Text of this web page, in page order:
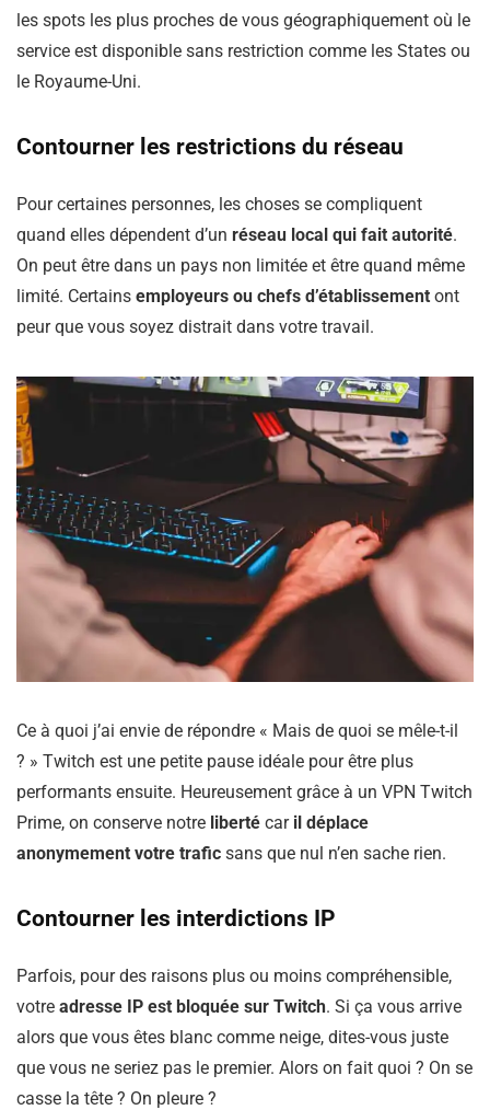
les spots les plus proches de vous géographiquement où le
service est disponible sans restriction comme les States ou
le Royaume-Uni.
Contourner les restrictions du réseau
Pour certaines personnes, les choses se compliquent
quand elles dépendent d’un réseau local qui fait autorité.
On peut être dans un pays non limitée et être quand même
limité. Certains employeurs ou chefs d’établissement ont
peur que vous soyez distrait dans votre travail.
Ce à quoi j’ai envie de répondre « Mais de quoi se mêle-t-il
? » Twitch est une petite pause idéale pour être plus
performants ensuite. Heureusement grâce à un VPN Twitch
Prime, on conserve notre liberté car il déplace
anonymement votre trafic sans que nul n’en sache rien.
Contourner les interdictions IP
Parfois, pour des raisons plus ou moins compréhensible,
votre adresse IP est bloquée sur Twitch. Si ça vous arrive
alors que vous êtes blanc comme neige, dites-vous juste
que vous ne seriez pas le premier. Alors on fait quoi ? On se
casse la tête ? On pleure ?